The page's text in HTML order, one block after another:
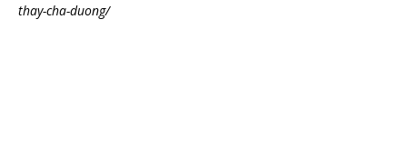
thay-cha-duong/